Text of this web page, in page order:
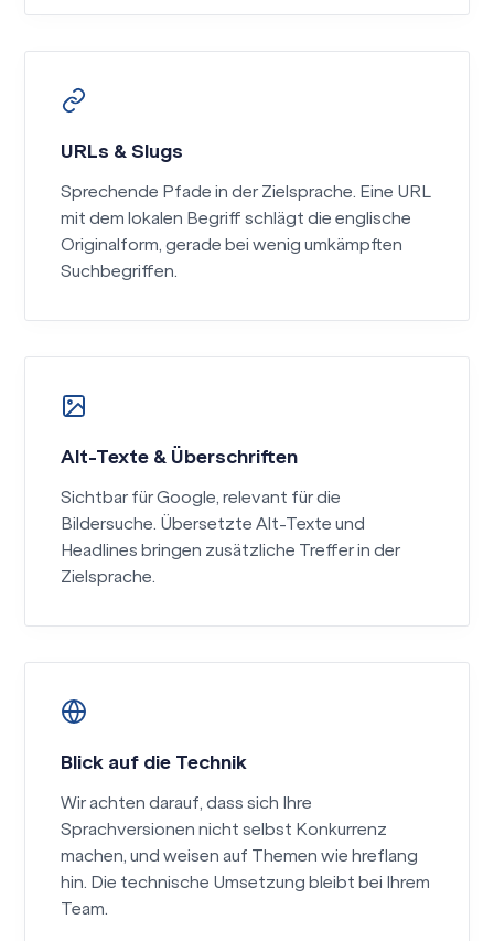
URLs & Slugs
Sprechende Pfade in der Zielsprache. Eine URL
mit dem lokalen Begriff schlägt die englische
Originalform, gerade bei wenig umkämpften
Suchbegriffen.
Alt-Texte & Überschriften
Sichtbar für Google, relevant für die
Bildersuche. Übersetzte Alt-Texte und
Headlines bringen zusätzliche Treffer in der
Zielsprache.
Blick auf die Technik
Wir achten darauf, dass sich Ihre
Sprachversionen nicht selbst Konkurrenz
machen, und weisen auf Themen wie hreflang
hin. Die technische Umsetzung bleibt bei Ihrem
Team.